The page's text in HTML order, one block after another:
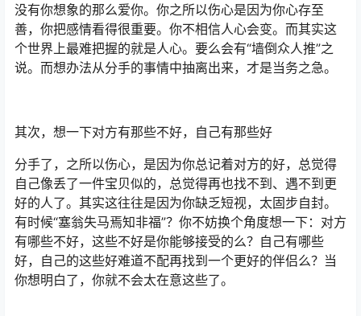
没有你想象的那么爱你。你之所以伤心是因为你心存至
善，你把感情看得很重要。你不相信人心会变。而其实这
个世界上最难把握的就是人心。要么会有“墙倒众人推”之
说。而想办法从分手的事情中抽离出来，才是当务之急。
其次，想一下对方有那些不好，自己有那些好
分手了，之所以伤心，是因为你总记着对方的好，总觉得
自己像丢了一件宝贝似的，总觉得再也找不到、遇不到更
好的人了。其实这往往是因为你缺乏短视，太固步自封。
有时候“塞翁失马焉知非福”？你不妨换个角度想一下：对方
有哪些不好，这些不好是你能够接受的么？自己有哪些
好，自己的这些好难道不配再找到一个更好的伴侣么？当
你想明白了，你就不会太在意这些了。